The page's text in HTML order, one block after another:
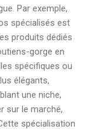
Par exemple,
spécialisés est
produits dédiés
gorge en
spécifiques ou
élégants,
une niche,
sur le marché,
spécialisation